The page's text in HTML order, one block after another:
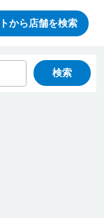
から店舗を検索
検索